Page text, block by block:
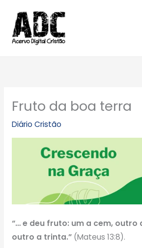
para
conteúdo
Fruto da boa terra
Diário Cristão
“… e deu fruto: um a cem, outro
outro a trinta.”​​(Mateus 13:8).